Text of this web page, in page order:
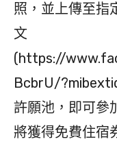
照，並上傳至指
文
(https://
BcbrU/
許願池，即可參
將獲得免費住宿